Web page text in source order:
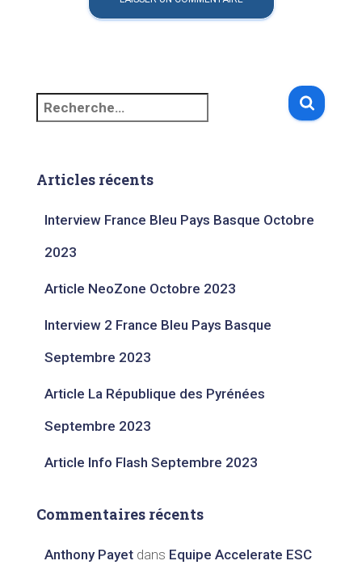
Articles récents
Interview France Bleu Pays Basque Octobre
2023​
Article NeoZone Octobre 2023
Interview 2 France Bleu Pays Basque
Septembre 2023​
Article La République des Pyrénées
Septembre 2023​
Article Info Flash Septembre 2023​
Commentaires récents
Anthony Payet dans Equipe Accelerate ESC